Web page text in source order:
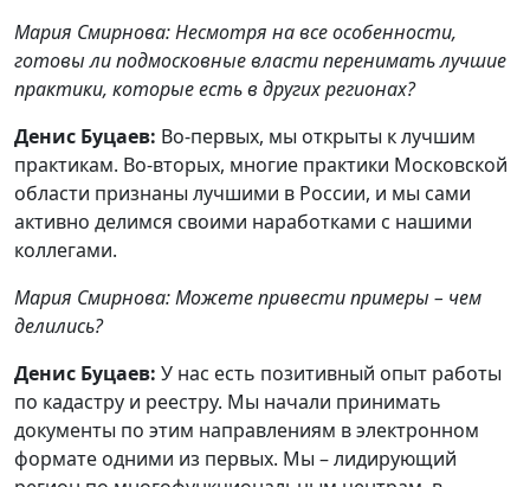
Мария Смирнова: Несмотря на все особенности,
готовы ли подмосковные власти перенимать лучшие
практики, которые есть в других регионах?
Денис Буцаев: Во-первых, мы открыты к лучшим
практикам. Во-вторых, многие практики Московской
области признаны лучшими в России, и мы сами
активно делимся своими наработками с нашими
коллегами.
Мария Смирнова: Можете привести примеры – чем
делились?
Денис Буцаев: У нас есть позитивный опыт работы
по кадастру и реестру. Мы начали принимать
документы по этим направлениям в электронном
формате одними из первых. Мы – лидирующий